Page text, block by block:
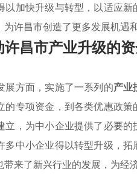
以加快升级与转型，以适应
为许昌市创造了更多发展机遇
许昌市产业升级的
展方面，实施了一系列的产业
的专项资金，到各类优惠政
立，为中小企业提供了必要
多中小企业得以转型升级，
来了新兴行业的发展，为经